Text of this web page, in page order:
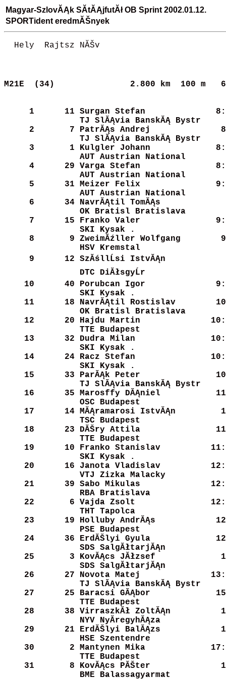
Magyar-SzlovĂĄk SĂ­tĂĄjfutĂł OB Sprint 2002.01.12.
SPORTident eredmĂŠnyek
Hely
M21E  (34) 2.800
     1
     11
Surgan Stefan
TJ SlĂĄvia BanskĂĄ Bystr
     2
      7
PatrĂĄs Andrej
TJ SlĂĄvia BanskĂĄ Bystr
     3
      1
Kulgler Johann
AUT Austrian National
     4
     29
Varga Stefan
AUT Austrian National
     5
     31
Meizer Felix
AUT Austrian National
     6
     34
NavrĂĄtil TomĂĄs
OK Bratisl Bratislava
     7
     15
Franko Valer
SKI Kysak .
     8
      9
ZweimĂźller Wolfgang
HSV Kremstal
     9
     12
SzĂśllĹsi IstvĂĄn
DTC DiĂłsgyĹr
    10
     40
Porubcan Igor
SKI Kysak .
    11
     18
NavrĂĄtil Rostislav
OK Bratisl Bratislava
    12
     20
Hajdu Martin
TTE Budapest
    13
     32
Dudra Milan
SKI Kysak .
    14
     24
Racz Stefan
SKI Kysak .
    15
     33
ParĂĄk Peter
TJ SlĂĄvia BanskĂĄ Bystr
    16
     35
Marosffy DĂĄniel
OSC Budapest
    17
     14
MĂĄramarosi IstvĂĄn
TSC Budapest
    18
     23
DĂŠry Attila
TTE Budapest
    19
     10
Franko Stanislav
SKI Kysak .
    20
     16
Janota Vladislav
VTJ Zizka Malacky
    21
     39
Sabo Mikulas
RBA Bratislava
    22
      6
Vajda Zsolt
THT Tapolca
    23
     19
Holluby AndrĂĄs
PSE Budapest
    24
     36
ErdĂŠlyi Gyula
SDS SalgĂłtarjĂĄn
    25
      3
KovĂĄcs JĂłzsef
SDS SalgĂłtarjĂĄn
    26
     27
Novota Matej
TJ SlĂĄvia BanskĂĄ Bystr
    27
     25
Baracsi GĂĄbor
TTE Budapest
    28
     38
VirraszkĂł ZoltĂĄn
NYV NyĂ­regyhĂĄza
    29
     21
ErdĂŠlyi BalĂĄzs
HSE Szentendre
    30
      2
Mantynen Mika
TTE Budapest
    31
      8
KovĂĄcs PĂŠter
BME Balassagyarmat